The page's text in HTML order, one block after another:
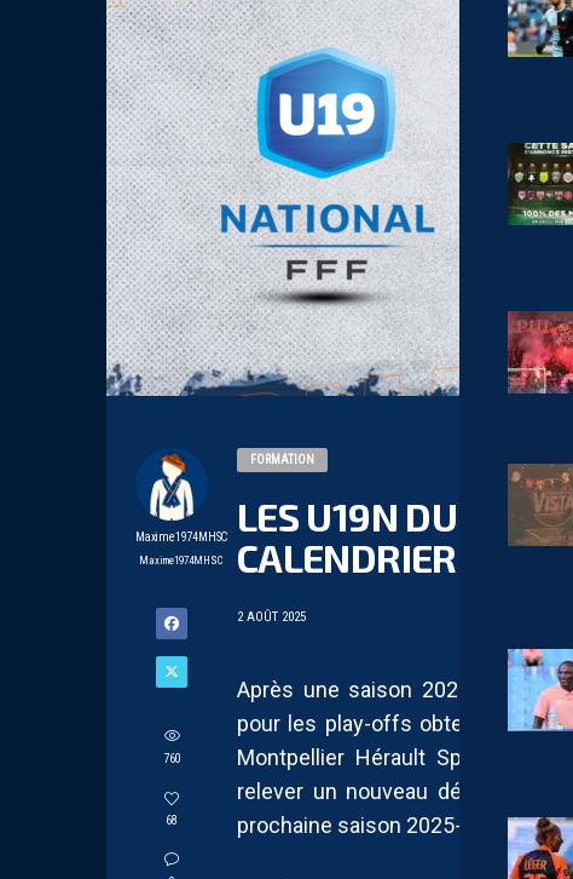
Maxime1974MHSC
Maxime1974MHSC
760
68
FORMATION
LES U19N DU MHSC
CALENDRIER
2 AOÛT 2025
Après une saison 2024-2025
pour les play-offs obtenue lors
Montpellier Hérault Sport Club,
relever un nouveau défi. La FFF
prochaine saison 2025-2026.